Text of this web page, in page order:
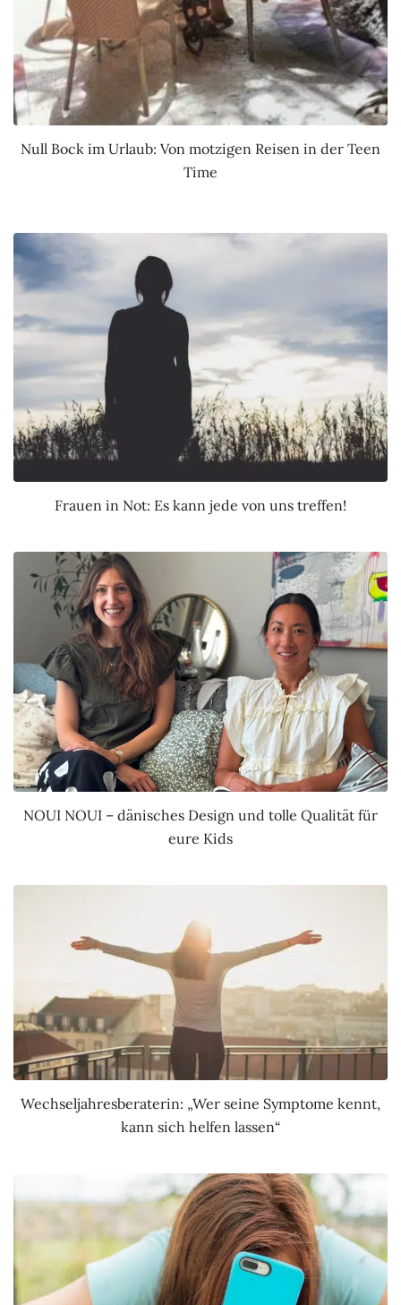
Null Bock im Urlaub: Von motzigen Reisen in der Teen
Time
Frauen in Not: Es kann jede von uns treffen!
NOUI NOUI – dänisches Design und tolle Qualität für
eure Kids
Wechseljahresberaterin: „Wer seine Symptome kennt,
kann sich helfen lassen“